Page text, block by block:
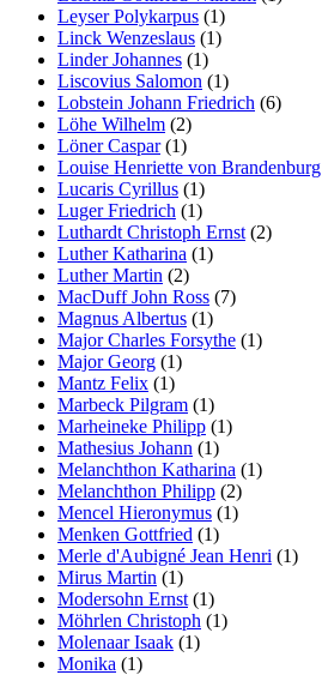
Leyser Polykarpus (1)
Linck Wenzeslaus (1)
Linder Johannes (1)
Liscovius Salomon (1)
Lobstein Johann Friedrich (6)
Löhe Wilhelm (2)
Löner Caspar(1)
Louise Henriette von Brandenburg
Lucaris Cyrillus (1)
Luger Friedrich (1)
Luthardt Christoph Ernst (2)
Luther Katharina (1)
Luther Martin (2)
MacDuff John Ross (7)
Magnus Albertus (1)
Major Charles Forsythe (1)
Major Georg (1)
Mantz Felix (1)
Marbeck Pilgram (1)
Marheineke Philipp (1)
Mathesius Johann (1)
Melanchthon Katharina (1)
Melanchthon Philipp (2)
Mencel Hieronymus (1)
Menken Gottfried (1)
Merle d'Aubigné Jean Henri (1)
Mirus Martin (1)
Modersohn Ernst (1)
Möhrlen Christoph (1)
Molenaar Isaak (1)
Monika (1)